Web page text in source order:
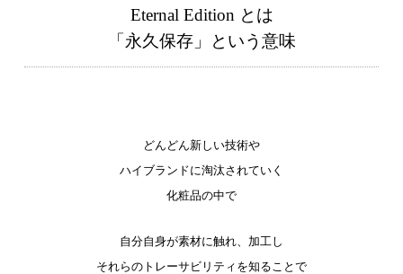
Eternal Edition とは
「永久保存」という意味
どんどん新しい技術や
ハイブランドに淘汰されていく
化粧品の中で
自分自身が素材に触れ、加工し
それらのトレーサビリティを知ることで